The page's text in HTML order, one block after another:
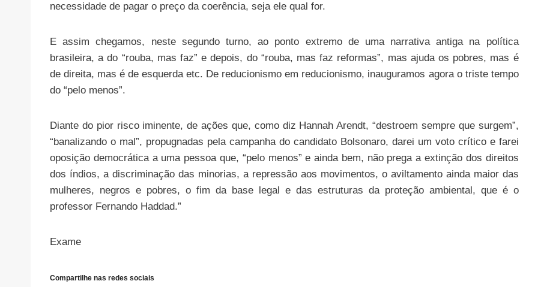
necessidade de pagar o preço da coerência, seja ele qual for.
E assim chegamos, neste segundo turno, ao ponto extremo de uma narrativa antiga na política
brasileira, a do “rouba, mas faz” e depois, do “rouba, mas faz reformas”, mas ajuda os pobres, mas é
de direita, mas é de esquerda etc. De reducionismo em reducionismo, inauguramos agora o triste tempo
do “pelo menos”.
Diante do pior risco iminente, de ações que, como diz Hannah Arendt, “destroem sempre que surgem”,
“banalizando o mal”, propugnadas pela campanha do candidato Bolsonaro, darei um voto crítico e farei
oposição democrática a uma pessoa que, “pelo menos” e ainda bem, não prega a extinção dos direitos
dos índios, a discriminação das minorias, a repressão aos movimentos, o aviltamento ainda maior das
mulheres, negros e pobres, o fim da base legal e das estruturas da proteção ambiental, que é o
professor Fernando Haddad.”
Exame
Compartilhe nas redes sociais